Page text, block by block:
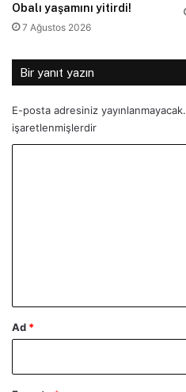
Obalı yaşamını yitirdi!
7 Ağustos 2026
Bir yanıt yazın
E-posta adresiniz yayınlanmayacak.
işaretlenmişlerdir
Ad *